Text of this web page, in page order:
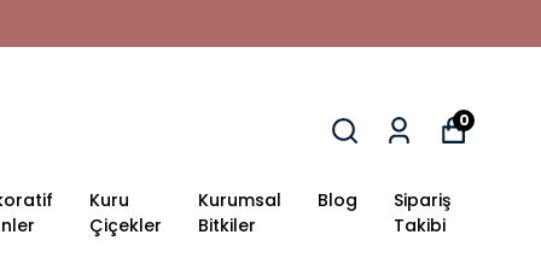
Kuru
Çiçekler
Kurumsal
Bitkiler
Blog
Sipariş
Takibi
0